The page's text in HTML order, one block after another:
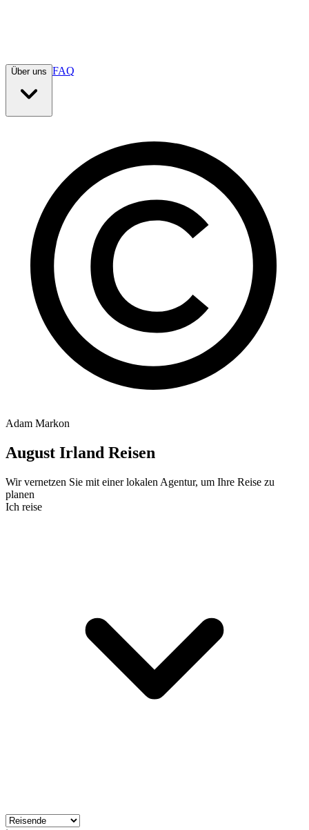
Über uns FAQ
Adam Markon
August Irland Reisen
Wir vernetzen Sie mit einer lokalen Agentur, um Ihre Reise zu
planen
Ich reise